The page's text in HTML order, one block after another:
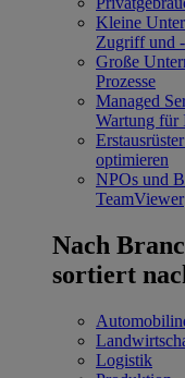
Kleine
Zugriff und
Große
Prozesse
Managed
Wartung für
optimieren
NPOs und
TeamViewer
Nach
sortiert
Logistik